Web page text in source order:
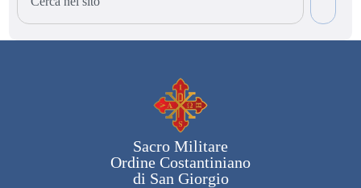
Sacro Militare
Ordine Costantiniano
di San Giorgio